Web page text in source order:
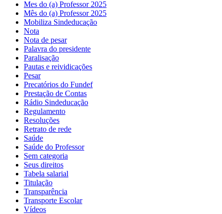
Mes do (a) Professor 2025
Mês do (a) Professor 2025
Mobiliza Sindeducação
Nota
Nota de pesar
Palavra do presidente
Paralisação
Pautas e reividicações
Pesar
Precatórios do Fundef
Prestação de Contas
Rádio Sindeducação
Regulamento
Resoluções
Retrato de rede
Saúde
Saúde do Professor
Sem categoria
Seus direitos
Tabela salarial
Titulação
Transparência
Transporte Escolar
Vídeos